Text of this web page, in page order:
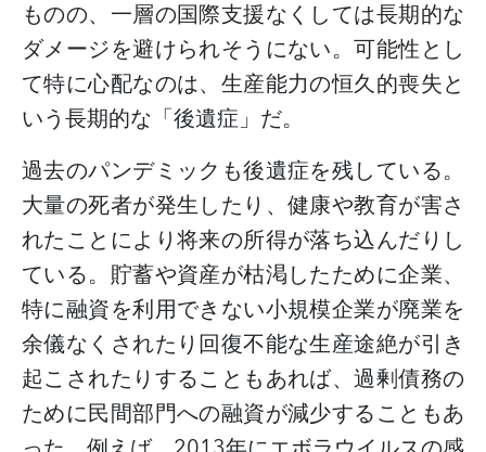
ものの、一層の国際支援なくしては長期的な
ダメージを避けられそうにない。可能性とし
て特に心配なのは、生産能力の恒久的喪失と
いう長期的な「後遺症」だ。
過去のパンデミックも後遺症を残している。
大量の死者が発生したり、健康や教育が害さ
れたことにより将来の所得が落ち込んだりし
ている。貯蓄や資産が枯渇したために企業、
特に融資を利用できない小規模企業が廃業を
余儀なくされたり回復不能な生産途絶が引き
起こされたりすることもあれば、過剰債務の
ために民間部門への融資が減少することもあ